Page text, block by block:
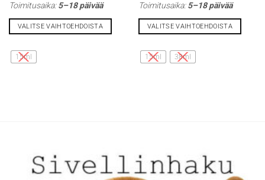
Toimitusaika:5–18 päivää
VALITSE VAIHTOEHDOISTA
tuotteella
on
15ml
-
Toimitusaika:5–18 päivää
VALITSE VAIHTOEHDOISTA
tuotteella
on
15ml 38ml